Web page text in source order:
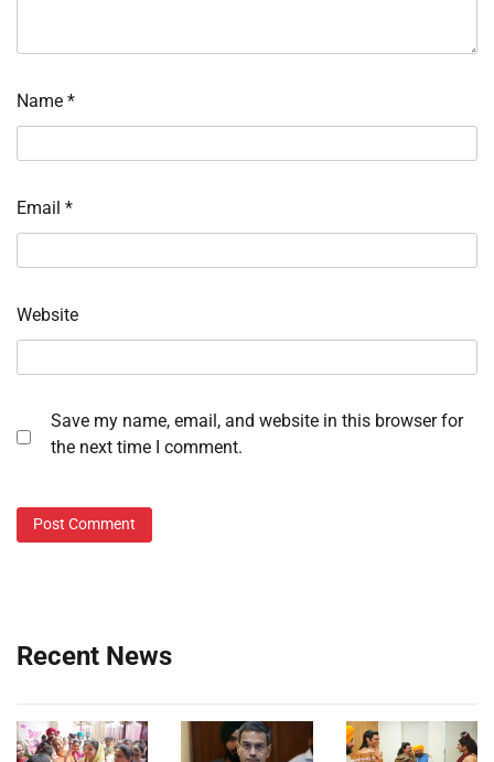
Name *
Email *
Website
Save my name, email, and website in this browser for
the next time I comment.
Recent News